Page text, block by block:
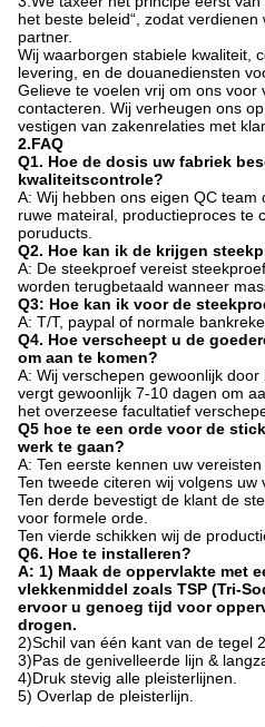
het beste beleid“, zodat
partner.
Wij waarborgen stabiele kwaliteit,
levering, en de douanediensten
Gelieve te voelen vrij om ons voor
contacteren. Wij verheugen ons
vestigen van zakenrelaties met
2.FAQ
Q1. Hoe de dosis uw fabriek
kwaliteitscontrole?
A: Wij hebben ons eigen QC team
ruwe mateiral, productieproces te
poruducts.
Q2. Hoe kan ik de krijgen
A: De steekproef vereist
worden terugbetaald wanneer
Q3: Hoe kan ik voor de
A: T/T, paypal of normale
Q4. Hoe verscheept u de
om aan te komen?
A: Wij verschepen gewoonlijk
vergt gewoonlijk 7-10 dagen om
het overzeese facultatief
Q5 hoe te een orde voor de
werk te gaan?
A: Ten eerste kennen uw vereisten
Ten tweede citeren wij volgens uw
Ten derde bevestigt de klant de
voor formele orde.
Ten vierde schikken wij de
Q6. Hoe te installeren?
A: 1) Maak de oppervlakte met
vlekkenmiddel zoals TSP (Tri-
ervoor u genoeg tijd voor
drogen.
2)Schil van één kant van de tegel
3)Pas de genivelleerde lijn &
4)Druk stevig alle pleisterlijnen.
5) Overlap de pleisterlijn.